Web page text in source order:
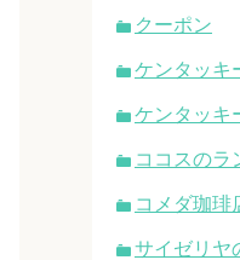
クーポン
ケンタッキ
ケンタッキ
ココスのラ
コメダ珈琲
サイゼリヤ